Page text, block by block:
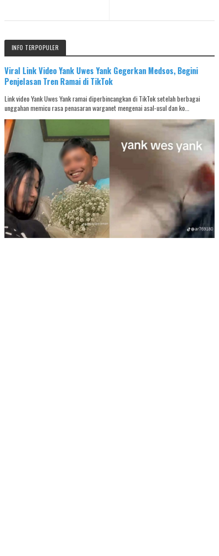
INFO TERPOPULER
Viral Link Video Yank Uwes Yank Gegerkan Medsos, Begini
Penjelasan Tren Ramai di TikTok
Link video Yank Uwes Yank ramai diperbincangkan di TikTok setelah berbagai
unggahan memicu rasa penasaran warganet mengenai asal-usul dan ko...